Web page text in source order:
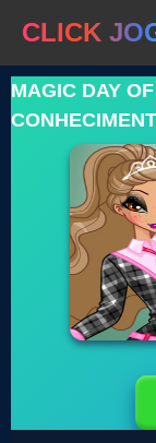
CLICK
MAGIC DAY